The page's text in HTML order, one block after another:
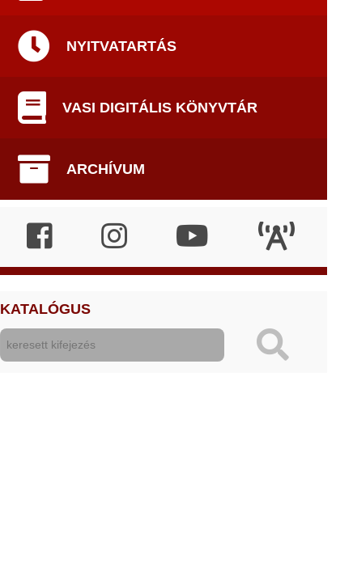
NYITVATARTÁS
VASI DIGITÁLIS KÖNYVTÁR
ARCHÍVUM
KATALÓGUS